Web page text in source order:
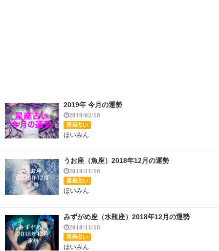
2019年 今月の運勢
2019/02/18
星座占い
ほいみん
うお座（魚座）2018年12月の運勢
2018/11/18
星座占い
ほいみん
みずがめ座（水瓶座）2018年12月の運勢
2018/11/18
星座占い
ほいみん